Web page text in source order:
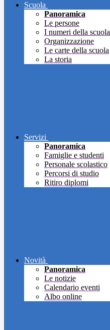
Scuola
Panoramica
Le persone
I numeri della scuola
Organizzazione
Le carte della scuola
La storia
Servizi
Panoramica
Famiglie e studenti
Personale scolastico
Percorsi di studio
Ritiro diplomi
Novità
Panoramica
Le notizie
Calendario eventi
Albo online